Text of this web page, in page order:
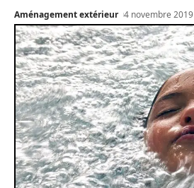
Aménagement extérieur 4 novembre 2019